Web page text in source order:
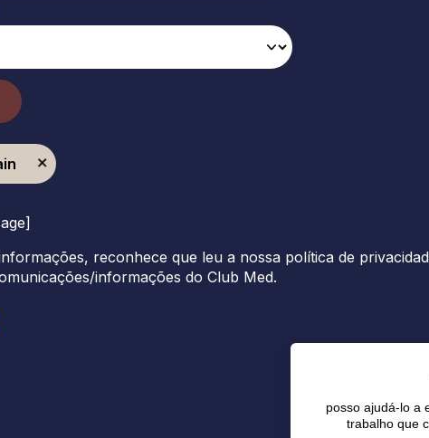
reconhece que leu a nossa política de
informações do Club Med.
posso ajudá-lo a
trabalho que